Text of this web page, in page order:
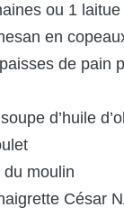
ou 1
en
de pain
d’huile
moulin
César